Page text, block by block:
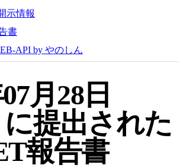
示情報
書
API by やのしん
月28日
に提出された
報告書